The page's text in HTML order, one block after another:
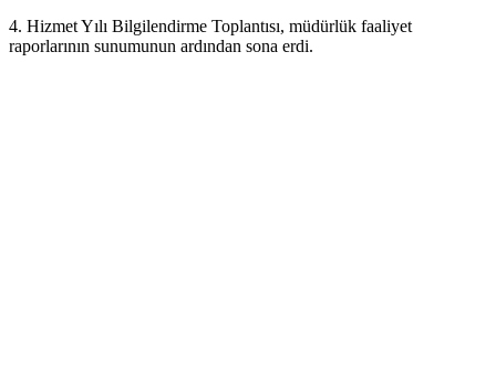
4. Hizmet Yılı Bilgilendirme Toplantısı, müdürlük faaliyet
raporlarının sunumunun ardından sona erdi.